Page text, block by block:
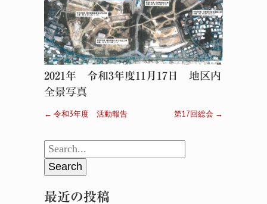
2021年 令和3年度11月17日
地区内
全景写真
← 令和3年度 活動報告 第17回総会 →
最近の投稿